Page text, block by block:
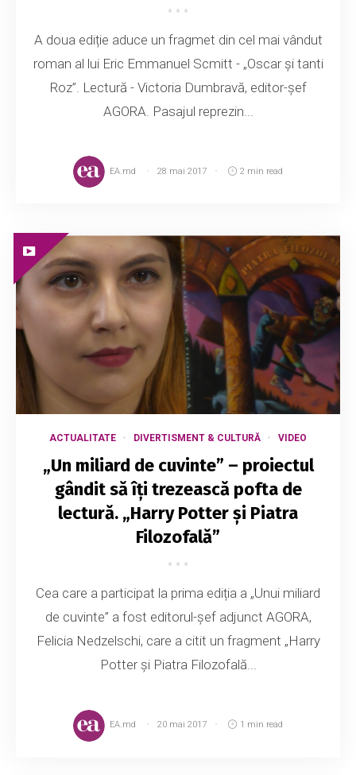
A doua ediție aduce un fragmet din cel mai vândut
roman al lui Eric Emmanuel Scmitt - „Oscar și tanti
Roz”. Lectură - Victoria Dumbravă, editor-șef
AGORA. Pasajul reprezin...
EA.md 28 mai 2017 2 min read
ACTUALITATE DIVERTISMENT & CULTURĂ VIDEO
„Un miliard de cuvinte” – proiectul
gândit să îți trezească pofta de
lectură. „Harry Potter și Piatra
Filozofală”
Cea care a participat la prima ediția a „Unui miliard
de cuvinte” a fost editorul-șef adjunct AGORA,
Felicia Nedzelschi, care a citit un fragment „Harry
Potter și Piatra Filozofală...
EA.md 20 mai 2017 1 min read